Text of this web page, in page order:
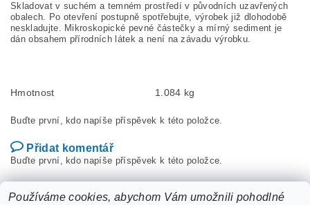
Skladovat v suchém a temném prostředí v původních uzavřených
obalech. Po otevření postupně spotřebujte, výrobek již dlohodobě
neskladujte. Mikroskopické pevné částečky a mírný sediment je
dán obsahem přírodních látek a není na závadu výrobku.
Hmotnost 1.084 kg
Buďte první, kdo napíše příspěvek k této položce.
Přidat komentář
Buďte první, kdo napíše příspěvek k této položce.
Používáme cookies, abychom Vám umožnili pohodlné